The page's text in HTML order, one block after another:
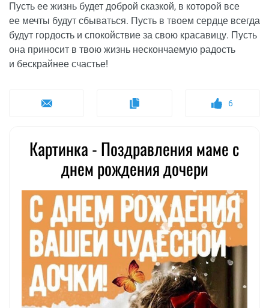
Пусть ее жизнь будет доброй сказкой, в которой все
ее мечты будут сбываться. Пусть в твоем сердце всегда
будут гордость и спокойствие за свою красавицу. Пусть
она приносит в твою жизнь нескончаемую радость
и бескрайнее счастье!
6
Картинка - Поздравления маме с
днем рождения дочери